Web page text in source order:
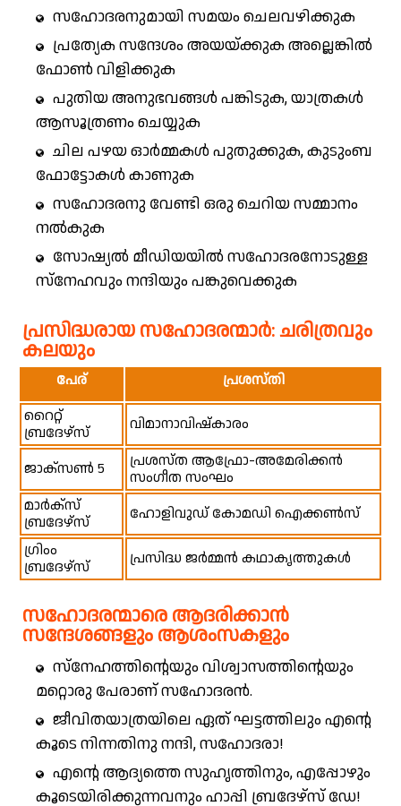
സഹോദരനുമായി സമയം ചെലവഴിക്കുക
പ്രത്യേക സന്ദേശം അയയ്ക്കുക അല്ലെങ്കിൽ
ഫോൺ വിളിക്കുക
പുതിയ അനുഭവങ്ങൾ പങ്കിടുക, യാത്രകൾ
ആസൂത്രണം ചെയ്യുക
ചില പഴയ ഓർമ്മകൾ പുതുക്കുക, കുടുംബ
ഫോട്ടോകൾ കാണുക
സഹോദരനു വേണ്ടി ഒരു ചെറിയ സമ്മാനം
നൽകുക
സോഷ്യൽ മീഡിയയിൽ സഹോദരനോടുള്ള
സ്‌നേഹവും നന്ദിയും പങ്കുവെക്കുക
പ്രസിദ്ധരായ സഹോദരന്മാർ: ചരിത്രവും
കലയും
പേര്
പ്രശസ്തി
റൈറ്റ്
ബ്രദേഴ്സ്
വിമാനാവിഷ്‌കാരം
ജാക്സൺ 5
പ്രശസ്ത ആഫ്രോ-അമേരിക്കൻ
സംഗീത സംഘം
മാർക്സ്
ബ്രദേഴ്സ്
ഹോളിവുഡ് കോമഡി ഐക്കൺസ്
ഗ്രിംം
ബ്രദേഴ്സ്
പ്രസിദ്ധ ജർമ്മൻ കഥാകൃത്തുകൾ
സഹോദരന്മാരെ ആദരിക്കാൻ
സന്ദേശങ്ങളും ആശംസകളും
സ്നേഹത്തിന്റെയും വിശ്വാസത്തിന്റെയും
മറ്റൊരു പേരാണ് സഹോദരൻ.
ജീവിതയാത്രയിലെ ഏത് ഘട്ടത്തിലും എന്റെ
കൂടെ നിന്നതിനു നന്ദി, സഹോദരാ!
എന്റെ ആദ്യത്തെ സുഹൃത്തിനും, എപ്പോഴും
കൂടെയിരിക്കുന്നവനും ഹാപ്പി ബ്രദേഴ്സ് ഡേ!